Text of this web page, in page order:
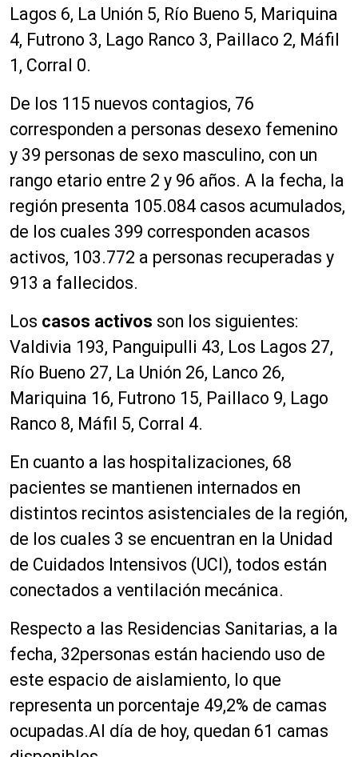
Lagos 6, La Unión 5, Río Bueno 5, Mariquina
4, Futrono 3, Lago Ranco 3, Paillaco 2, Máfil
1, Corral 0.
De los 115 nuevos contagios, 76
corresponden a personas desexo femenino
y 39 personas de sexo masculino, con un
rango etario entre 2 y 96 años. A la fecha, la
región presenta 105.084 casos acumulados,
de los cuales 399 corresponden acasos
activos, 103.772 a personas recuperadas y
913 a fallecidos.
Los casos activos son los siguientes:
Valdivia 193, Panguipulli 43, Los Lagos 27,
Río Bueno 27, La Unión 26, Lanco 26,
Mariquina 16, Futrono 15, Paillaco 9, Lago
Ranco 8, Máfil 5, Corral 4.
En cuanto a las hospitalizaciones, 68
pacientes se mantienen internados en
distintos recintos asistenciales de la región,
de los cuales 3 se encuentran en la Unidad
de Cuidados Intensivos (UCI), todos están
conectados a ventilación mecánica.
Respecto a las Residencias Sanitarias, a la
fecha, 32personas están haciendo uso de
este espacio de aislamiento, lo que
representa un porcentaje 49,2% de camas
ocupadas.Al día de hoy, quedan 61 camas